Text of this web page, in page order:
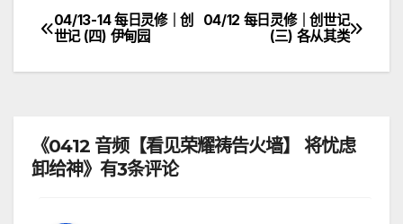
文
章
航
04/12 每日灵修｜创世记
(三) 各从其类
04/13-14 每日灵修｜创
世记 (四) 伊甸园
《0412 音频【看见荣耀祷告火墙】 将忧虑
卸给神》有3条评论